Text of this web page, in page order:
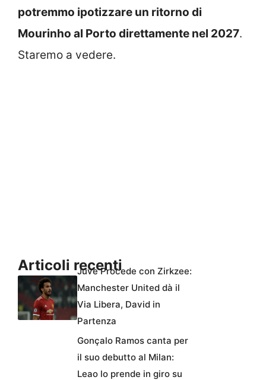
potremmo ipotizzare un ritorno di
Mourinho al Porto direttamente nel 2027.
Staremo a vedere.
Articoli recentiJuve Procede con Zirkzee:
Manchester United dà il
Via Libera, David in
Partenza
Gonçalo Ramos canta per
il suo debutto al Milan:
Leao lo prende in giro su